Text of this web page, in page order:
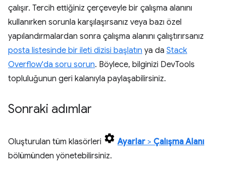
çalışır. Tercih ettiğiniz çerçeveyle bir çalışma alanını
kullanırken sorunla karşılaşırsanız veya bazı özel
yapılandırmalardan sonra çalışma alanını çalıştırırsanız
posta listesinde bir ileti dizisi başlatın ya da Stack
Overflow'da soru sorun. Böylece, bilginizi DevTools
topluluğunun geri kalanıyla paylaşabilirsiniz.
Sonraki adımlar
Oluşturulan tüm klasörleri Ayarlar > Çalışma Alanı
bölümünden yönetebilirsiniz.